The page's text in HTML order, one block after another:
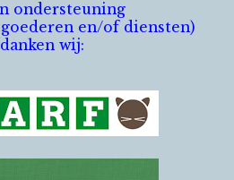
ondersteuning
en/of diensten)
wij: